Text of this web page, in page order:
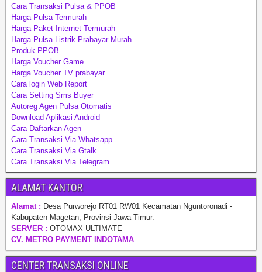
Cara Transaksi Pulsa & PPOB
Harga Pulsa Termurah
Harga Paket Internet Termurah
Harga Pulsa Listrik Prabayar Murah
Produk PPOB
Harga Voucher Game
Harga Voucher TV prabayar
Cara login Web Report
Cara Setting Sms Buyer
Autoreg Agen Pulsa Otomatis
Download Aplikasi Android
Cara Daftarkan Agen
Cara Transaksi Via Whatsapp
Cara Transaksi Via Gtalk
Cara Transaksi Via Telegram
ALAMAT KANTOR
Alamat : Desa Purworejo RT01 RW01 Kecamatan Nguntoronadi -
Kabupaten Magetan, Provinsi Jawa Timur.
SERVER : OTOMAX ULTIMATE
CV. METRO PAYMENT INDOTAMA
CENTER TRANSAKSI ONLINE